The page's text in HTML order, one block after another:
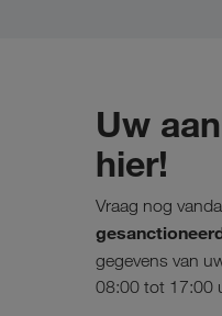
Uw
hier!
Vraag nog
gegevens van
08:00 tot 17:00